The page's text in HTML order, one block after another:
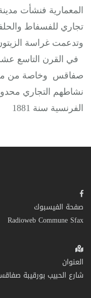
المعمارية فنشأت
تجاري للفسفاط
وتدعمت غراسة
في القرن التاسع
صفاقس وخاصة من
نشاطهم التجاري
الفرنسية سنة 1881
صفحة الفيسبوك
Radioweb Commune Sfax
العنوان
شارع الحبيب بورقيبة